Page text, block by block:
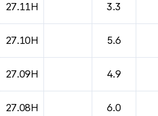
27.11H 3.3
27.10H 5.6
27.09H 4.9
27.08H 6.0